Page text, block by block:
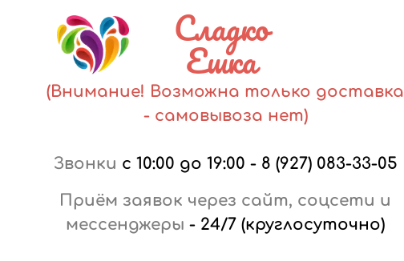
Сладко
Ешка
(Внимание! Возможна только доставка
- самовывоза нет)
Звонки с 10:00 до 19:00 - 8 (927) 083-33-05
Приём заявок через сайт, соцсети и
мессенджеры - 24/7 (круглосуточно)